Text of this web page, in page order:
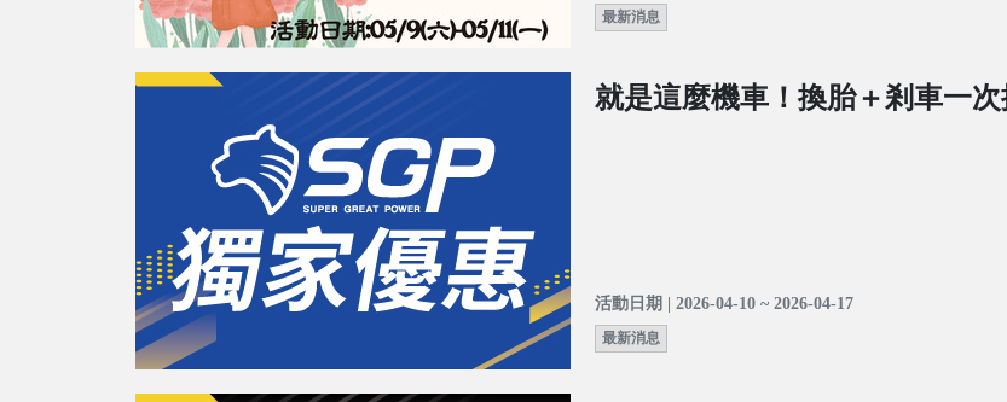
最新消息
就是這麼機車！換胎＋剎車一次
活動日期 | 2026-04-10 ~ 2026-04-17
最新消息